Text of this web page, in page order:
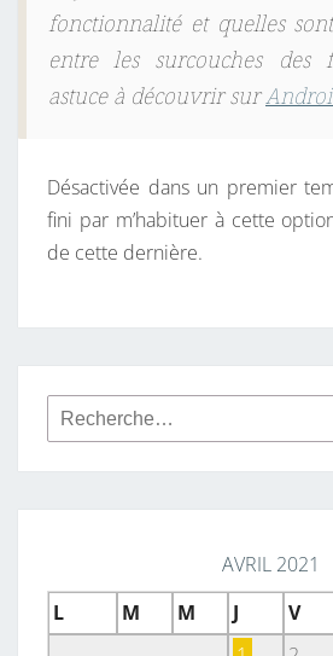
fonctionnalité et quelles
entre les surcouches des
astuce à découvrir sur
Désactivée dans un premier
fini par m’habituer à cette
de cette dernière.
Rechercher :
AVRIL 2021
L
M M J V